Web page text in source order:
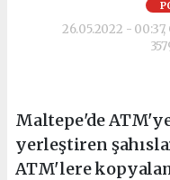
26.05.2022 -
Maltepe'de
yerleştiren
ATM'lere